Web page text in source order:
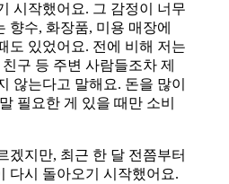
시작했어요. 그 감정이 너무
향수, 화장품, 미용 매장에
도 있었어요. 전에 비해 저는
구 등 주변 사람들조차 제
않는다고 말해요. 돈을 많이
필요한 게 있을 때만 소비
겠지만, 최근 한 달 전쯤부터
다시 돌아오기 시작했어요.